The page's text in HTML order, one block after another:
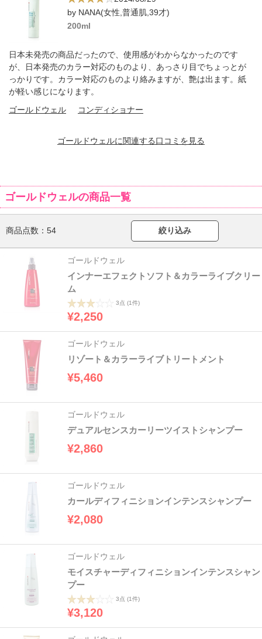
by NANA(女性,普通肌,39才)
200ml
日本未発売の商品だったので、使用感がわからなかったのです
が、日本発売のカラー対応のものより、あっさり目でちょっとが
っかりです。カラー対応のものより絡みますが、艶は出ます。紙
が軽い感じになります。
ゴールドウェル
コンディショナー
ゴールドウェルに関連する口コミを見る
ゴールドウェルの商品一覧
商品点数： 54 絞り込み
ゴールドウェル
インナーエフェクトソフト＆カラーライブクリー
ム
3点 (1件)
¥2,250
ゴールドウェル
リゾート＆カラーライブトリートメント
¥5,460
ゴールドウェル
デュアルセンスカーリーツイストシャンプー
¥2,860
ゴールドウェル
カールディフィニションインテンスシャンプー
¥2,080
ゴールドウェル
モイスチャーディフィニションインテンスシャン
プー
3点 (1件)
¥3,120